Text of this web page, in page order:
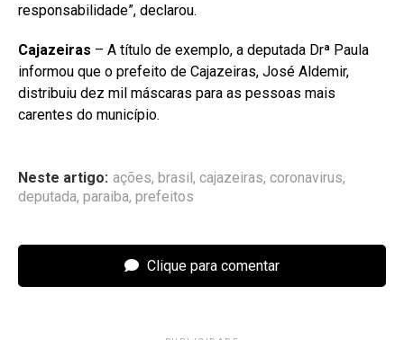
responsabilidade”, declarou.
Cajazeiras – A título de exemplo, a deputada Drª Paula
informou que o prefeito de Cajazeiras, José Aldemir,
distribuiu dez mil máscaras para as pessoas mais
carentes do município.
Neste artigo: ações, brasil, cajazeiras, coronavirus,
deputada, paraiba, prefeitos
Clique para comentar